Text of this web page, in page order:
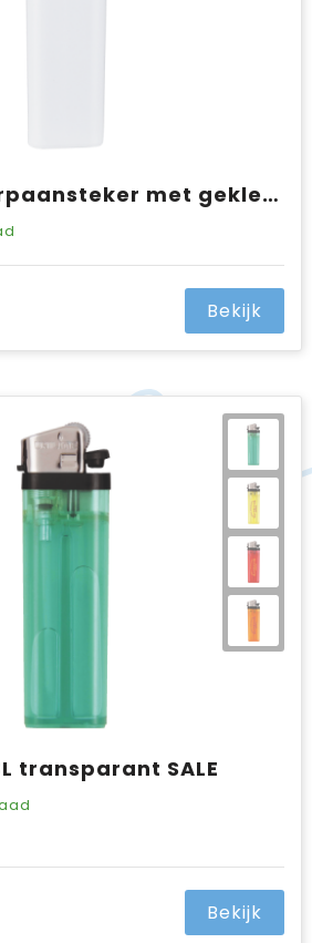
Witte wegwerpaansteker met gekleurde band SALE
Bekijk
transparant SALE
Bekijk